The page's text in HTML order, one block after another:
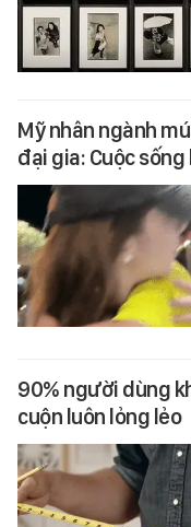
Mỹ nhân ngành
đại gia: Cuộc
90% người dùng
cuộn luôn lỏng lẻo